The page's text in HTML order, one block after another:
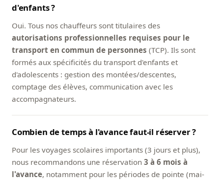
d'enfants ?
Oui. Tous nos chauffeurs sont titulaires des
autorisations professionnelles requises pour le
transport en commun de personnes (TCP). Ils sont
formés aux spécificités du transport d'enfants et
d'adolescents : gestion des montées/descentes,
comptage des élèves, communication avec les
accompagnateurs.
Combien de temps à l'avance faut-il réserver ?
Pour les voyages scolaires importants (3 jours et plus),
nous recommandons une réservation 3 à 6 mois à
l'avance, notamment pour les périodes de pointe (mai-